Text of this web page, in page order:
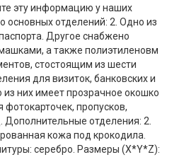
эту информацию у наших
основных отделений: 2. Одно из
Другое снабжено
а также полиэтиленовм
стостоящим из шести
для визиток, банковских и
из них имеет прозрачное окошко
пропусков,
Дополнительные отделения: 2.
кожа под крокодила.
серебро. Размеры (X*Y*Z):